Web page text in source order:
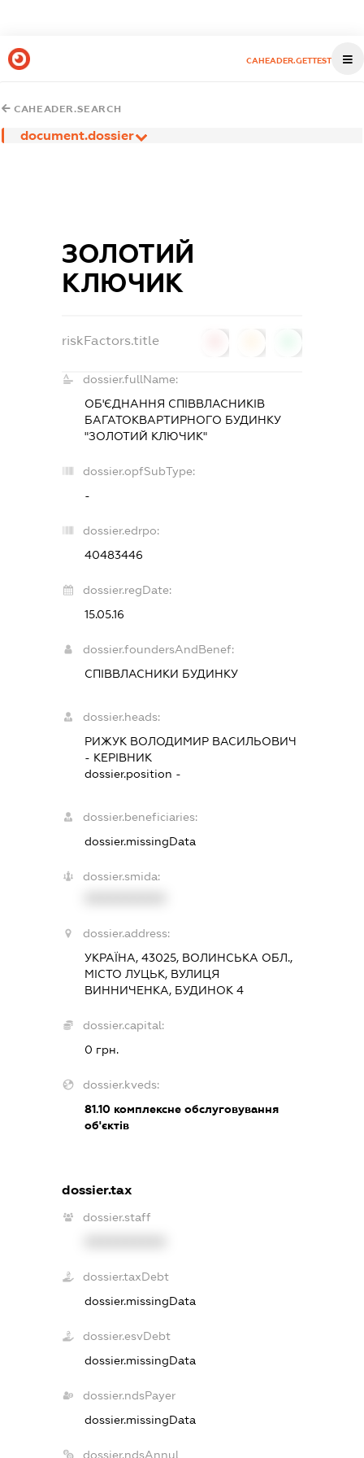
CAHEADER.GETTEST
CAHEADER.SEARCH
document.dossier
ЗОЛОТИЙ
КЛЮЧИК
riskFactors.title
dossier.fullName:
ОБ'ЄДНАННЯ СПІВВЛАСНИКІВ
БАГАТОКВАРТИРНОГО БУДИНКУ
"ЗОЛОТИЙ КЛЮЧИК"
dossier.opfSubType:
-
dossier.edrpo:
40483446
dossier.regDate:
15.05.16
dossier.foundersAndBenef:
СПІВВЛАСНИКИ БУДИНКУ
dossier.heads:
РИЖУК ВОЛОДИМИР ВАСИЛЬОВИЧ
- КЕРІВНИК
dossier.position -
dossier.beneficiaries:
dossier.missingData
dossier.smida:
dossier.address:
УКРАЇНА, 43025, ВОЛИНСЬКА ОБЛ.,
МІСТО ЛУЦЬК, ВУЛИЦЯ
ВИННИЧЕНКА, БУДИНОК 4
dossier.capital:
0 грн.
dossier.kveds:
81.10 комплексне обслуговування
об'єктів
dossier.tax
dossier.staff
dossier.taxDebt
dossier.missingData
dossier.esvDebt
dossier.missingData
dossier.ndsPayer
dossier.missingData
dossier.ndsAnnul